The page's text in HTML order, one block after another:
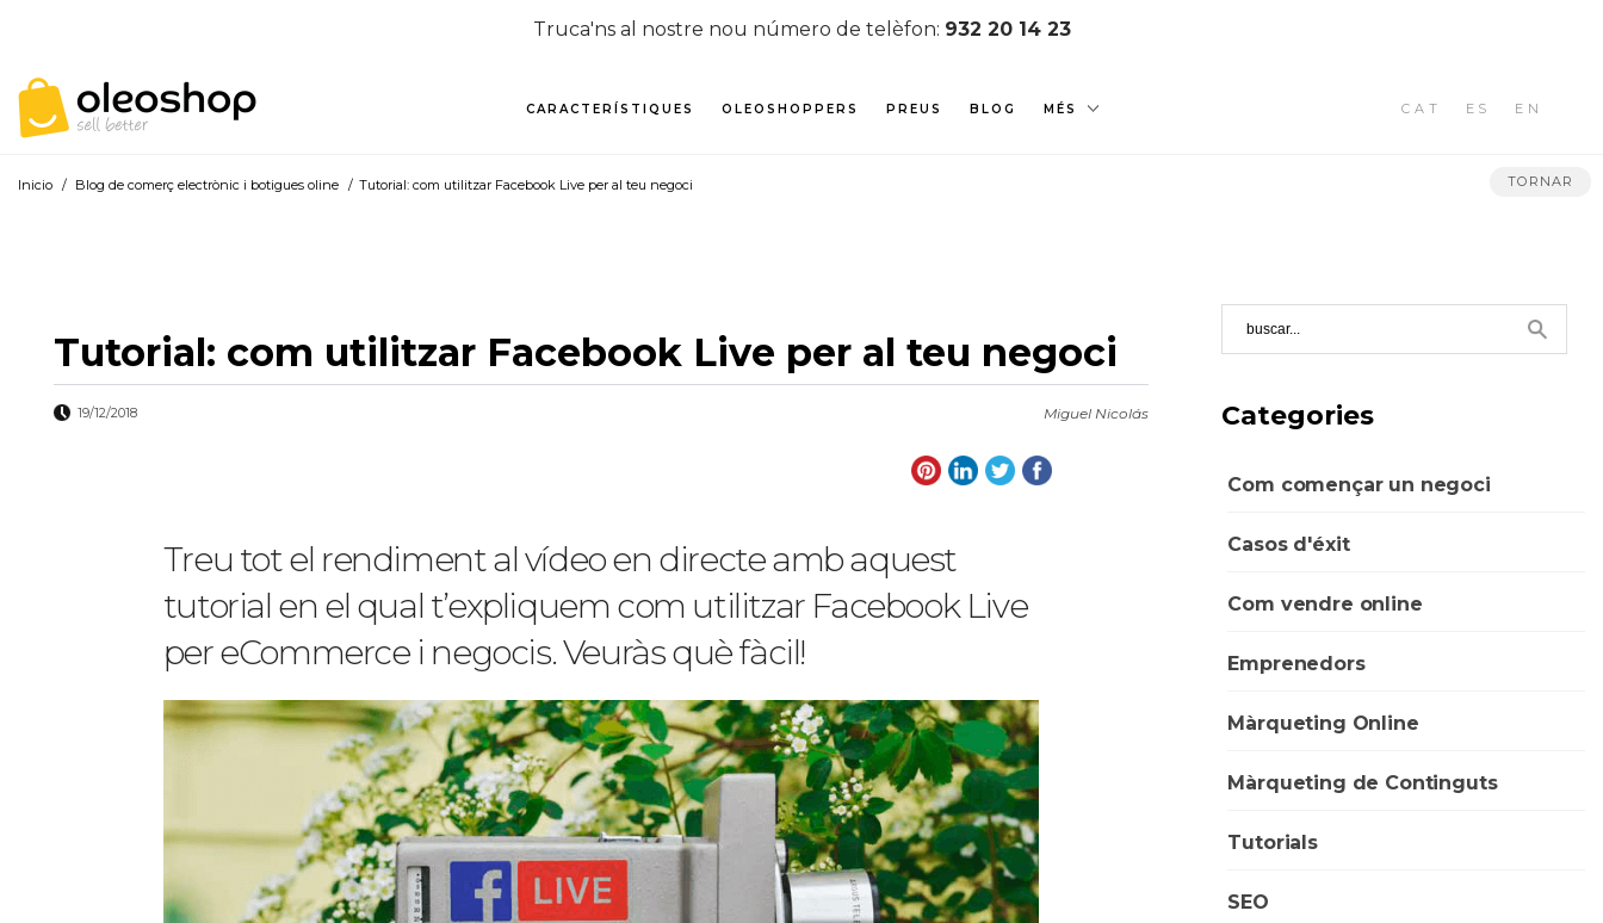
Truca'ns al nostre nou número de telèfon: 932 20 14 23
CAT ES EN
CARACTERÍSTIQUES OLEOSHOPPERS PREUS BLOG MÉS
Inicio / Blog de comerç electrònic i botigues oline / Tutorial: com utilitzar Facebook Live per al teu negoci TORNAR
Tutorial: com utilitzar Facebook Live per al teu negoci
Miguel Nicolás
19/12/2018
Treu tot el rendiment al vídeo en directe amb aquest
tutorial en el qual t’expliquem com utilitzar Facebook Live
per eCommerce i negocis. Veuràs què fàcil!
Categories
Com començar un negoci
Casos d'éxit
Com vendre online
Emprenedors
Màrqueting Online
Màrqueting de Continguts
Tutorials
SEO